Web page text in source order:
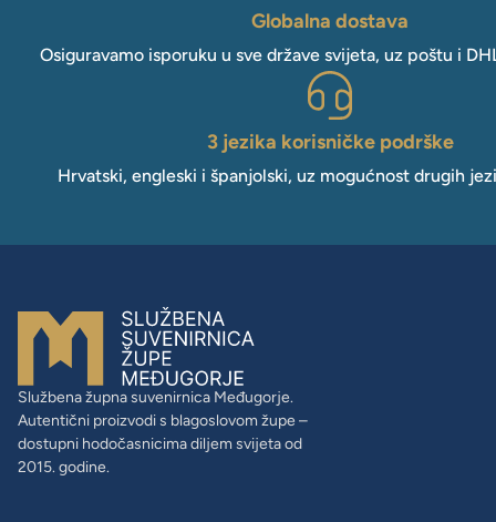
Globalna dostava
Osiguravamo isporuku u sve države svijeta, uz poštu i
3 jezika korisničke podrške
Hrvatski, engleski i španjolski, uz mogućnost drugih
Službena župna suvenirnica Međugorje.
Autentični proizvodi s blagoslovom župe –
dostupni hodočasnicima diljem svijeta od
2015. godine.